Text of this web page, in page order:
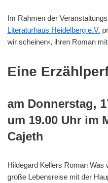
Im Rahmen der
Literaturhaus Heidelberg e.V.
wir scheinen‹, ihren Roman
Eine
am Donnerstag,
um 19.00 Uhr im
Cajeth
Hildegard Kellers Roman
große Lebensreise mit der